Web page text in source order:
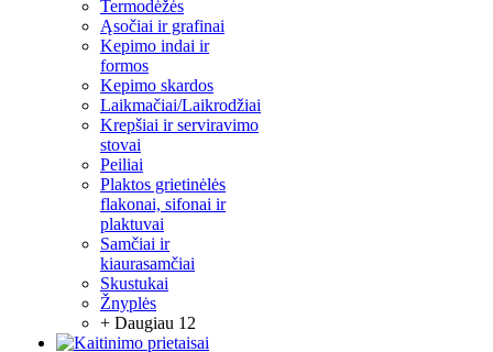
Termodėžės
Ąsočiai ir grafinai
Kepimo indai ir
formos
Kepimo skardos
Laikmačiai/Laikrodžiai
Krepšiai ir serviravimo
stovai
Peiliai
Plaktos grietinėlės
flakonai, sifonai ir
plaktuvai
Samčiai ir
kiaurasamčiai
Skustukai
Žnyplės
+ Daugiau 12